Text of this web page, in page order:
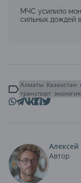
МЧС усилило
сильных дождей
Алматы Казахстан
транспорт экология
Автор